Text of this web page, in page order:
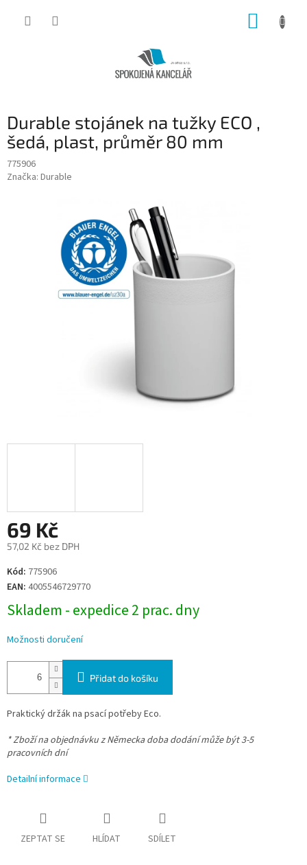
Durable stojánek na tužky ECO ,
šedá, plast, průměr 80 mm
775906
Značka: Durable
69 Kč
57,02 Kč bez DPH
Měrná
cena:
Kód: 775906
EAN: 4005546729770
Skladem - expedice 2 prac. dny
Možnosti doručení
Přidat do košíku
Praktický držák na psací potřeby Eco.
* Zboží na objednávku z Německa doba dodání může být 3-5
pracovních dní
Detailní informace
ZEPTAT SE HLÍDAT SDÍLET